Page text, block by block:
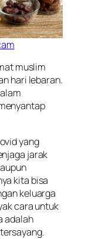
muslim
hari lebaran.
yang
jarak
kita bisa
keluarga
cara untuk
adalah